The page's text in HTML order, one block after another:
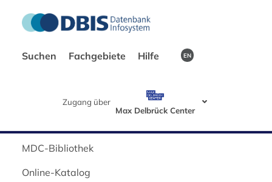
Suchen Fachgebiete Hilfe EN
Zugang über
Max Delbrück Center
MDC-Bibliothek
Online-Katalog